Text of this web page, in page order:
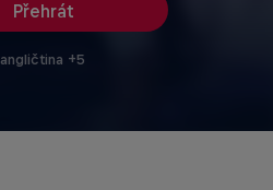
Přehrát
angličtina +5